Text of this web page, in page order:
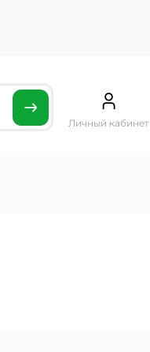
Личный кабинет